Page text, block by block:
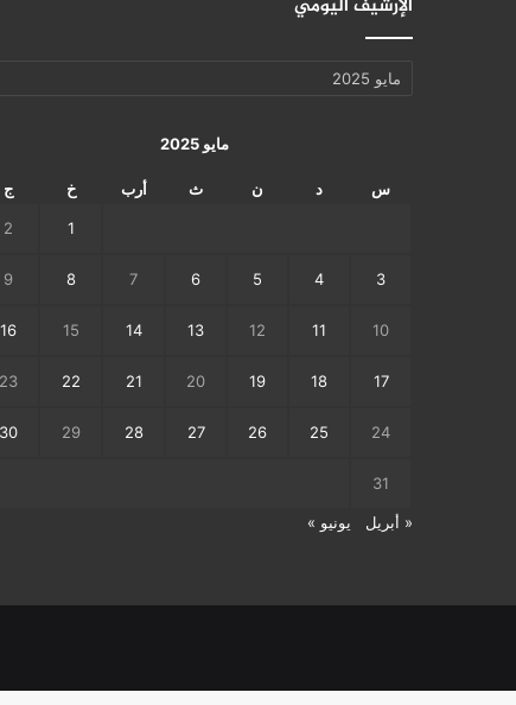
الإرشيف اليومي
الإرشيف
مايو 2025
س د ن ث أرب خ ج
1
2
3
4
5
6
7
8
9
10
11
12
13
14
15
16
17
18
19
20
21
22
23
24
25
26
27
28
29
30
31
« أبريل يونيو »